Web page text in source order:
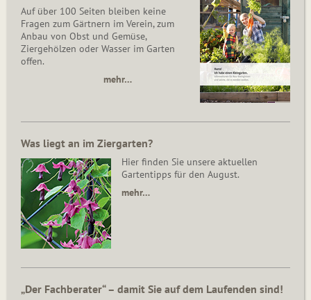
Auf über 100 Seiten bleiben keine
Fragen zum Gärtnern im Verein, zum
Anbau von Obst und Gemüse,
Ziergehölzen oder Wasser im Garten
offen.
mehr…
Was liegt an im Ziergarten?
Hier finden Sie unsere aktuellen
Gartentipps für den August.
mehr…
„Der Fachberater“ – damit Sie auf dem Laufenden sind!